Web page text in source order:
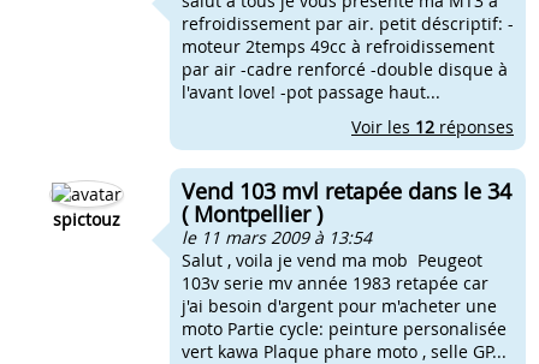
refroidissement par air. petit déscriptif: -
moteur 2temps 49cc à refroidissement
par air -cadre renforcé -double disque à
l'avant love! -pot passage haut...
Voir les 12 réponses
spictouz
Vend 103 mvl retapée dans le 34
( Montpellier )
le 11 mars 2009 à 13:54
Salut , voila je vend ma mob Peugeot
103v serie mv année 1983 retapée car
j'ai besoin d'argent pour m'acheter une
moto Partie cycle: peinture personalisée
vert kawa Plaque phare moto , selle GP...